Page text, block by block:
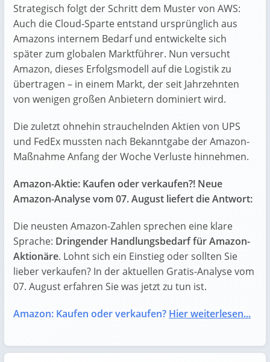
Strategisch folgt der Schritt dem Muster von AWS:
Auch die Cloud‑Sparte entstand ursprünglich aus
Amazons internem Bedarf und entwickelte sich
später zum globalen Marktführer. Nun versucht
Amazon, dieses Erfolgsmodell auf die Logistik zu
übertragen – in einem Markt, der seit Jahrzehnten
von wenigen großen Anbietern dominiert wird.
Die zuletzt ohnehin strauchelnden Aktien von UPS
und FedEx mussten nach Bekanntgabe der Amazon-
Maßnahme Anfang der Woche Verluste hinnehmen.
Amazon-Aktie: Kaufen oder verkaufen?! Neue
Amazon-Analyse vom 07. August liefert die Antwort:
Die neusten Amazon-Zahlen sprechen eine klare
Sprache: Dringender Handlungsbedarf für Amazon-
Aktionäre. Lohnt sich ein Einstieg oder sollten Sie
lieber verkaufen? In der aktuellen Gratis-Analyse vom
07. August erfahren Sie was jetzt zu tun ist.
Amazon: Kaufen oder verkaufen? Hier weiterlesen...